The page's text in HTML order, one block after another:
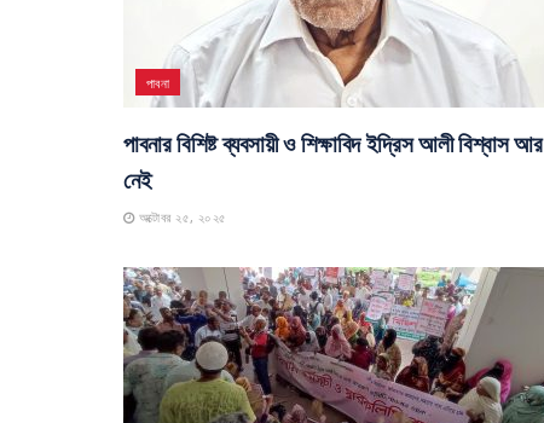
পাবনা
পাবনার বিশিষ্ট ব্যবসায়ী ও শিক্ষাবিদ ইদ্রিস আলী বিশ্বাস আর
নেই
অক্টোবর ২৫, ২০২৫